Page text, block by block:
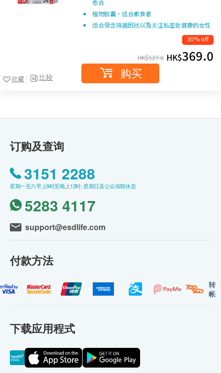
比较
收藏
愈合
植物胶囊，适合素食者
适合受念珠菌困扰以及关注私密处健康的女性
30% off
HK$527.0 HK$369.0
购买
订购及查询
3151 2288
星期一至六早上9时至晚上12时; 星期日及公众假期休息
5283 4117
support@esdlife.com
付款方法
转
帐
下载应用程式